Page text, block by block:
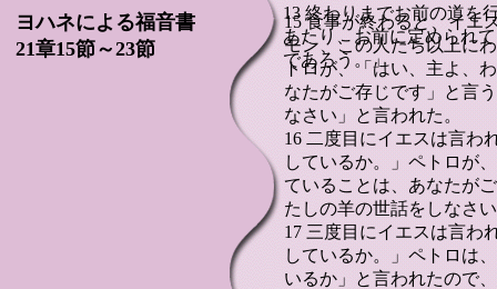
13 終わりまでお前の道を
あたり、お前に定められ
であろう。」
ヨハネによる福音書
21章15節～23節
15 食事が終わると、イエ
モン、この人たち以上に
トロが、「はい、主よ、
なたがご存じです」と言
なさい」と言われた。
16 二度目にイエスは言わ
しているか。」ペトロが
ていることは、あなたが
たしの羊の世話をしなさ
17 三度目にイエスは言わ
しているか。」ペトロは
いるか」と言われたので